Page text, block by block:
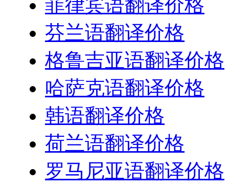
菲律宾语翻译价格
芬兰语翻译价格
格鲁吉亚语翻译价格
哈萨克语翻译价格
韩语翻译价格
荷兰语翻译价格
罗马尼亚语翻译价格